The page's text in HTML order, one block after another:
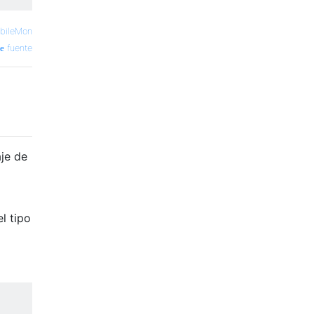
fuente
de
tipo